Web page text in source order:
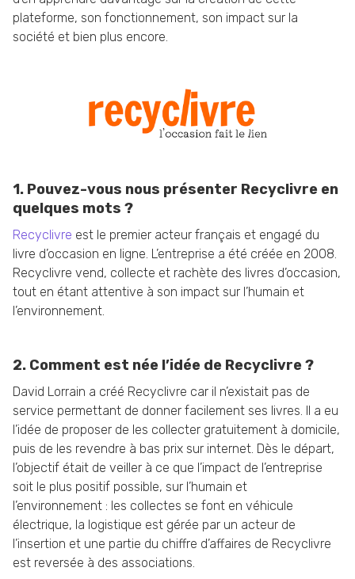
plateforme, son fonctionnement, son impact sur la
société et bien plus encore.
1. Pouvez-vous nous présenter Recyclivre en
quelques mots ?
Recyclivre est le premier acteur français et engagé du
livre d’occasion en ligne. L’entreprise a été créée en 2008.
Recyclivre vend, collecte et rachète des livres d’occasion,
tout en étant attentive à son impact sur l’humain et
l’environnement.
2. Comment est née l’idée de Recyclivre ?
David Lorrain a créé Recyclivre car il n’existait pas de
service permettant de donner facilement ses livres. Il a eu
l’idée de proposer de les collecter gratuitement à domicile,
puis de les revendre à bas prix sur internet. Dès le départ,
l’objectif était de veiller à ce que l’impact de l’entreprise
soit le plus positif possible, sur l’humain et
l’environnement : les collectes se font en véhicule
électrique, la logistique est gérée par un acteur de
l’insertion et une partie du chiffre d’affaires de Recyclivre
est reversée à des associations.